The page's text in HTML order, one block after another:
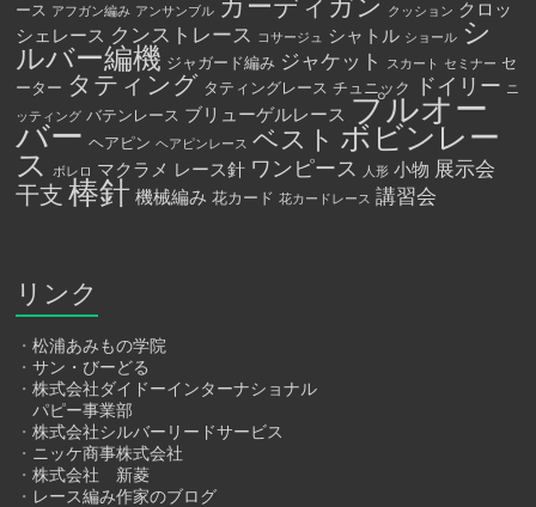
ース アフガン編み アンサンブル カーディガン クッション クロッ
シェレース クンストレース コサージュ シャトル ショール シ
ルバー編機 ジャガード編み ジャケット スカート セミナー セ
ーター タティング タティングレース チュニック ドイリー ニ
ッティング バテンレース ブリューゲルレース プルオー
バー ヘアピン ヘアピンレース ベスト ボビンレー
ス ボレロ マクラメ レース針 ワンピース 人形 小物 展示会
干支 棒針 機械編み 花カード 花カードレース 講習会
リンク
・松浦あみもの学院
・サン・びーどる
・株式会社ダイドーインターナショナル
パピー事業部
・株式会社シルバーリードサービス
・ ニッケ商事株式会社
・株式会社 新菱
・ レース編み作家のブログ